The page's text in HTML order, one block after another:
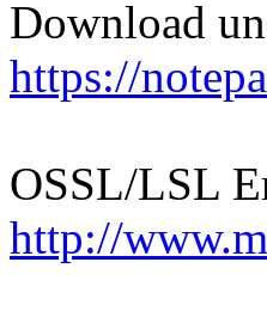
Download
https://
OSSL/LSL
http://